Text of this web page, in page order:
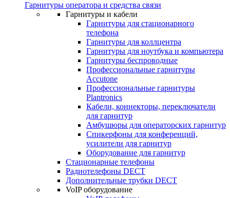
Гарнитуры оператора и средства связи
Гарнитуры и кабели
Гарнитуры для стационарного
телефона
Гарнитуры для коллцентра
Гарнитуры для ноутбука и компьютера
Гарнитуры беспроводные
Профессиональные гарнитуры
Accutone
Профессиональные гарнитуры
Plantronics
Кабели, коннекторы, переключатели
для гарнитур
Амбушюры для операторских гарнитур
Cпикерфоны для конференций,
усилители для гарнитур
Оборудование для гарнитур
Стационарные телефоны
Радиотелефоны DECT
Дополнительные трубки DECT
VoIP оборудование